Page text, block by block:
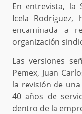
En entrevista, la
Icela Rodríguez,
encaminada a
organización
Las versiones
Pemex, Juan
la revisión de
40 años de
dentro de la